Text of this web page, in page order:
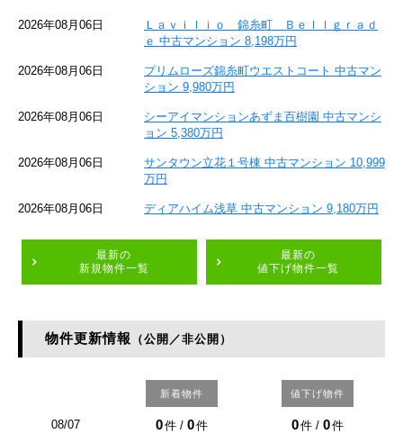
2026年08月06日
Ｌａｖｉｌｉｏ 錦糸町 Ｂｅｌｌｇｒａｄ
ｅ 中古マンション 8,198万円
2026年08月06日
プリムローズ錦糸町ウエストコート 中古マン
ション 9,980万円
2026年08月06日
シーアイマンションあずま百樹園 中古マンシ
ョン 5,380万円
2026年08月06日
サンタウン立花１号棟 中古マンション 10,999
万円
2026年08月06日 ディアハイム浅草 中古マンション 9,180万円
最新の
新規物件一覧
最新の
値下げ物件一覧
物件更新情報 （公開／非公開）
新着物件 値下げ物件
08/07 0件 / 0件 0件 / 0件